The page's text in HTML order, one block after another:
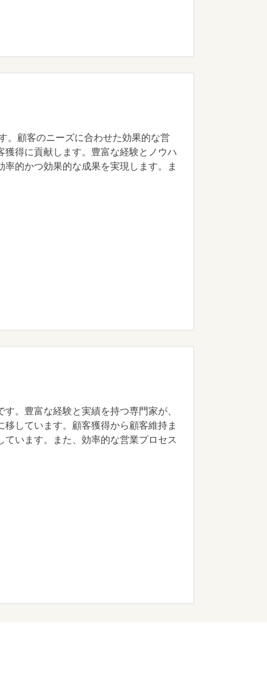
。顧客のニーズに合わせた効果的な営
得に貢献します。豊富な経験とノウハ
的かつ効果的な成果を実現します。ま
。豊富な経験と実績を持つ専門家が、
しています。顧客獲得から顧客維持ま
います。また、効率的な営業プロセス